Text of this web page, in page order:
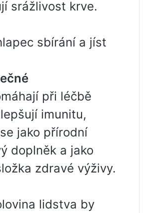
srážlivost krve.
sbírání a jíst
při léčbě
imunitu,
jako přírodní
doplněk a jako
zdravé výživy.
lidstva by